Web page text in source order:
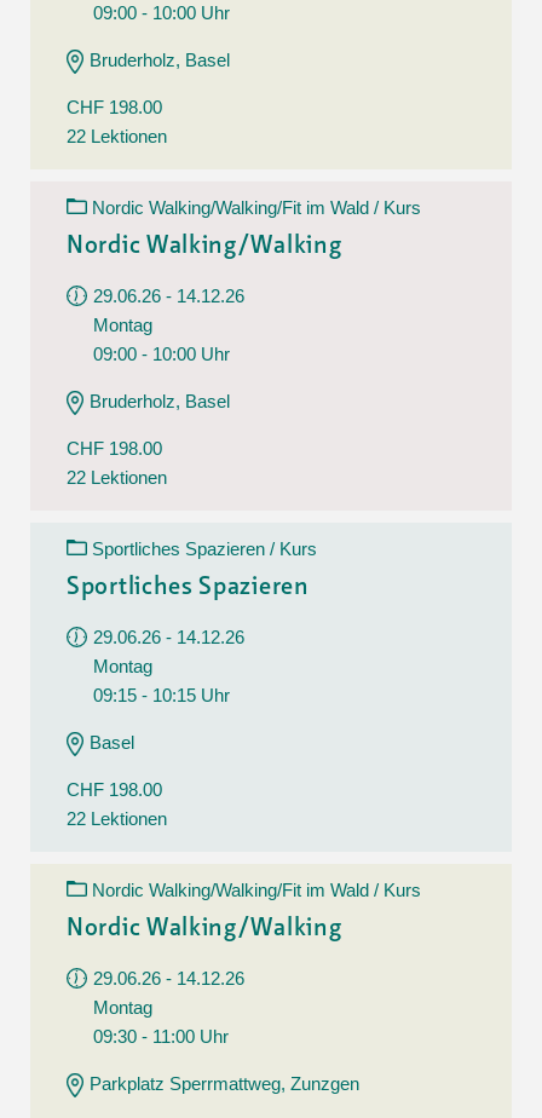
09:00 - 10:00 Uhr
Bruderholz, Basel
CHF 198.00
22 Lektionen
Nordic Walking/Walking/Fit im Wald / Kurs
Nordic Walking/Walking
29.06.26 - 14.12.26
Montag
09:00 - 10:00 Uhr
Bruderholz, Basel
CHF 198.00
22 Lektionen
Sportliches Spazieren / Kurs
Sportliches Spazieren
29.06.26 - 14.12.26
Montag
09:15 - 10:15 Uhr
Basel
CHF 198.00
22 Lektionen
Nordic Walking/Walking/Fit im Wald / Kurs
Nordic Walking/Walking
29.06.26 - 14.12.26
Montag
09:30 - 11:00 Uhr
Parkplatz Sperrmattweg, Zunzgen